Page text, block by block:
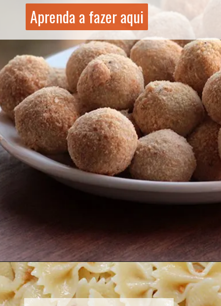
Aprenda a fazer aqui
Aprenda a fazer aqui